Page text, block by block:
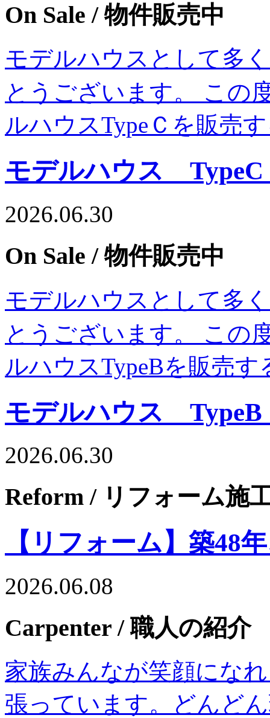
On Sale / 物件販売中
モデルハウスとして多
とうございます。 この
ルハウスTypeＣを販売
モデルハウス
2026.06.30
On Sale / 物件販売中
モデルハウスとして多
とうございます。 この
ルハウスTypeBを販売
モデルハウス
2026.06.30
Reform / リフォーム施
【リフォーム】築48
2026.06.08
Carpenter / 職人の紹介
家族みんなが笑顔にな
張っています。どんど